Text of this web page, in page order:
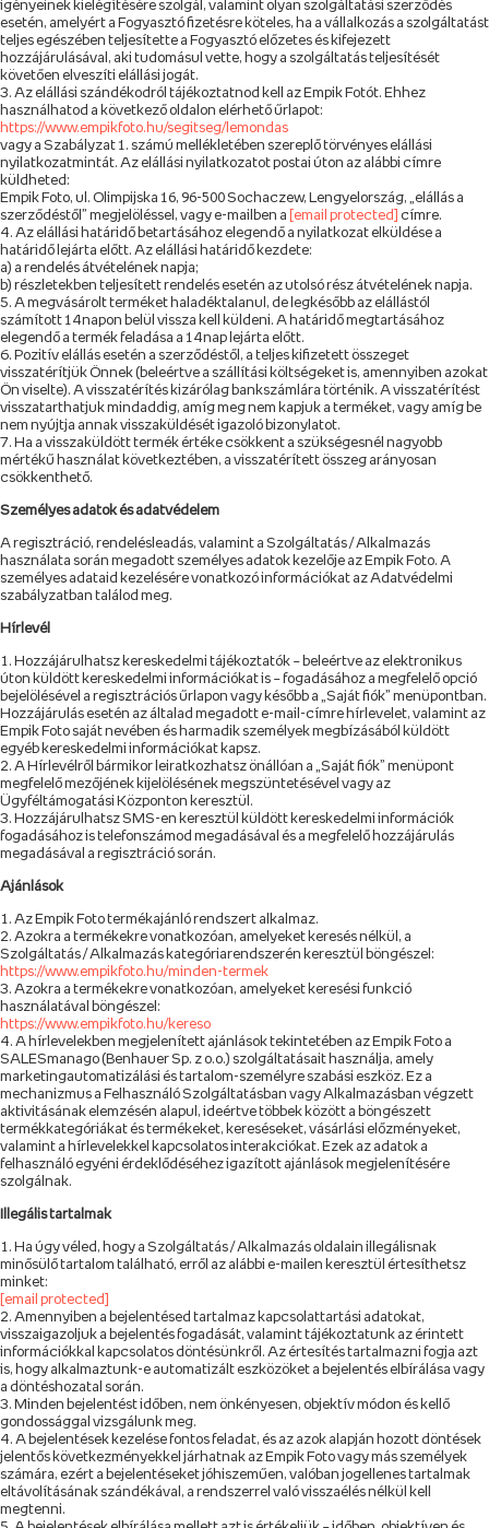
igényeinek kielégítésére szolgál, valamint olyan szolgáltatási szerződés
esetén, amelyért a Fogyasztó fizetésre köteles, ha a vállalkozás a szolgáltatást
teljes egészében teljesítette a Fogyasztó előzetes és kifejezett
hozzájárulásával, aki tudomásul vette, hogy a szolgáltatás teljesítését
követően elveszíti elállási jogát.
Az elállási szándékodról tájékoztatnod kell az Empik Fotót. Ehhez
használhatod a következő oldalon elérhető űrlapot:
https://www.empikfoto.hu/segitseg/lemondas
vagy a Szabályzat 1. számú mellékletében szereplő törvényes elállási
nyilatkozatmintát. Az elállási nyilatkozatot postai úton az alábbi címre
küldheted:
Empik Foto, ul. Olimpijska 16, 96-500 Sochaczew, Lengyelország, „elállás a
szerződéstől” megjelöléssel, vagy e-mailben a [email protected] címre.
Az elállási határidő betartásához elegendő a nyilatkozat elküldése a
határidő lejárta előtt. Az elállási határidő kezdete:
a) a rendelés átvételének napja;
b) részletekben teljesített rendelés esetén az utolsó rész átvételének napja.
A megvásárolt terméket haladéktalanul, de legkésőbb az elállástól
számított 14 napon belül vissza kell küldeni. A határidő megtartásához
elegendő a termék feladása a 14 nap lejárta előtt.
Pozitív elállás esetén a szerződéstől, a teljes kifizetett összeget
visszatérítjük Önnek (beleértve a szállítási költségeket is, amennyiben azokat
Ön viselte). A visszatérítés kizárólag bankszámlára történik. A visszatérítést
visszatarthatjuk mindaddig, amíg meg nem kapjuk a terméket, vagy amíg be
nem nyújtja annak visszaküldését igazoló bizonylatot.
Ha a visszaküldött termék értéke csökkent a szükségesnél nagyobb
mértékű használat következtében, a visszatérített összeg arányosan
csökkenthető.
Személyes adatok és adatvédelem
A regisztráció, rendelésleadás, valamint a Szolgáltatás / Alkalmazás
használata során megadott személyes adatok kezelője az Empik Foto. A
személyes adataid kezelésére vonatkozó információkat az Adatvédelmi
szabályzatban találod meg.
Hírlevél
Hozzájárulhatsz kereskedelmi tájékoztatók – beleértve az elektronikus
úton küldött kereskedelmi információkat is – fogadásához a megfelelő opció
bejelölésével a regisztrációs űrlapon vagy később a „Saját fiók” menüpontban.
Hozzájárulás esetén az általad megadott e-mail-címre hírlevelet, valamint az
Empik Foto saját nevében és harmadik személyek megbízásából küldött
egyéb kereskedelmi információkat kapsz.
A Hírlevélről bármikor leiratkozhatsz önállóan a „Saját fiók” menüpont
megfelelő mezőjének kijelölésének megszüntetésével vagy az
Ügyféltámogatási Központon keresztül.
Hozzájárulhatsz SMS-en keresztül küldött kereskedelmi információk
fogadásához is telefonszámod megadásával és a megfelelő hozzájárulás
megadásával a regisztráció során.
Ajánlások
Az Empik Foto termékajánló rendszert alkalmaz.
Azokra a termékekre vonatkozóan, amelyeket keresés nélkül, a
Szolgáltatás / Alkalmazás kategóriarendszerén keresztül böngészel:
https://www.empikfoto.hu/minden-termek
Azokra a termékekre vonatkozóan, amelyeket keresési funkció
használatával böngészel:
https://www.empikfoto.hu/kereso
A hírlevelekben megjelenített ajánlások tekintetében az Empik Foto a
SALESmanago (Benhauer Sp. z o.o.) szolgáltatásait használja, amely
marketingautomatizálási és tartalom-személyre szabási eszköz. Ez a
mechanizmus a Felhasználó Szolgáltatásban vagy Alkalmazásban végzett
aktivitásának elemzésén alapul, ideértve többek között a böngészett
termékkategóriákat és termékeket, kereséseket, vásárlási előzményeket,
valamint a hírlevelekkel kapcsolatos interakciókat. Ezek az adatok a
felhasználó egyéni érdeklődéséhez igazított ajánlások megjelenítésére
szolgálnak.
Illegális tartalmak
Ha úgy véled, hogy a Szolgáltatás / Alkalmazás oldalain illegálisnak
minősülő tartalom található, erről az alábbi e-mailen keresztül értesíthetsz
minket:
[email protected]
Amennyiben a bejelentésed tartalmaz kapcsolattartási adatokat,
visszaigazoljuk a bejelentés fogadását, valamint tájékoztatunk az érintett
információkkal kapcsolatos döntésünkről. Az értesítés tartalmazni fogja azt
is, hogy alkalmaztunk-e automatizált eszközöket a bejelentés elbírálása vagy
a döntéshozatal során.
Minden bejelentést időben, nem önkényesen, objektív módon és kellő
gondossággal vizsgálunk meg.
A bejelentések kezelése fontos feladat, és az azok alapján hozott döntések
jelentős következményekkel járhatnak az Empik Foto vagy más személyek
számára, ezért a bejelentéseket jóhiszeműen, valóban jogellenes tartalmak
eltávolításának szándékával, a rendszerrel való visszaélés nélkül kell
megtenni.